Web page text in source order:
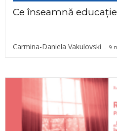
Ce înseamnă
Carmina-Daniela Vakulovski - 9